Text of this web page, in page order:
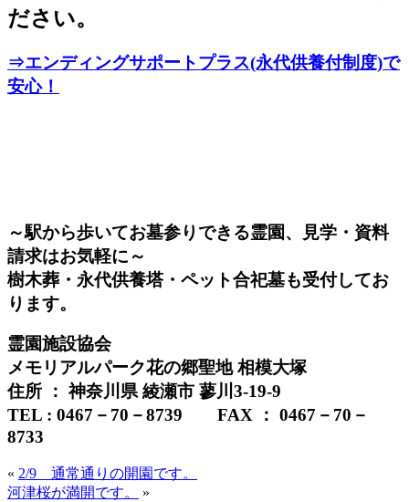
ださい。
⇒エンディングサポートプラス(永代供養付制度)で
安心！
～駅から歩いてお墓参りできる霊園、見学・資料
請求はお気軽に～
樹木葬・永代供養塔・ペット合祀墓も受付してお
ります。
霊園施設協会
メモリアルパーク花の郷聖地 相模大塚
住所 ： 神奈川県 綾瀬市 蓼川3-19-9
TEL : 0467－70－8739 FAX ： 0467－70－
8733
« 2/9 通常通りの開園です。
河津桜が満開です。
»